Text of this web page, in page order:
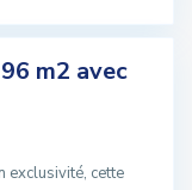
m2 avec
exclusivité, cette